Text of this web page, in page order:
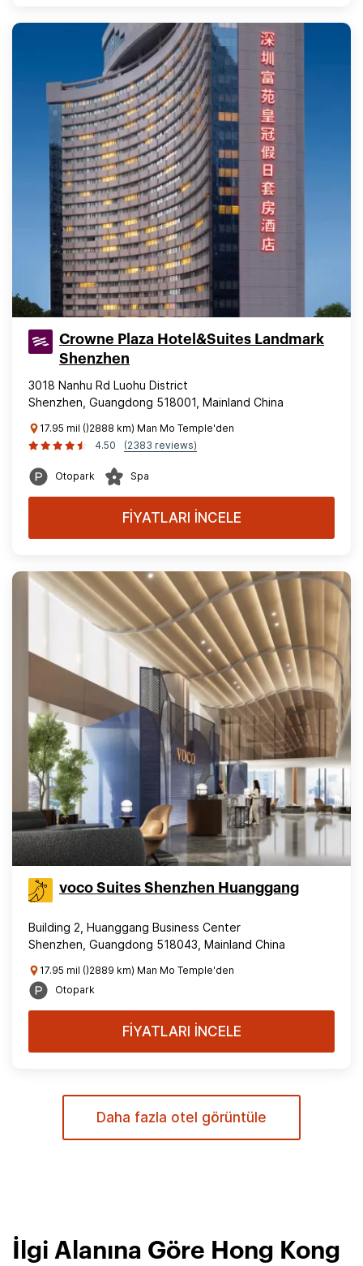
Crowne Plaza Hotel&Suites Landmark
Shenzhen
3018 Nanhu Rd Luohu District
Shenzhen, Guangdong 518001, Mainland China
17.95 mil ()2888 km) Man Mo Temple'den
4.50
(2383 reviews)
Otopark Spa
FİYATLARI İNCELE
voco Suites Shenzhen Huanggang
Building 2, Huanggang Business Center
Shenzhen, Guangdong 518043, Mainland China
17.95 mil ()2889 km) Man Mo Temple'den
Otopark
FİYATLARI İNCELE
Daha fazla otel görüntüle
İlgi Alanına Göre Hong Kong